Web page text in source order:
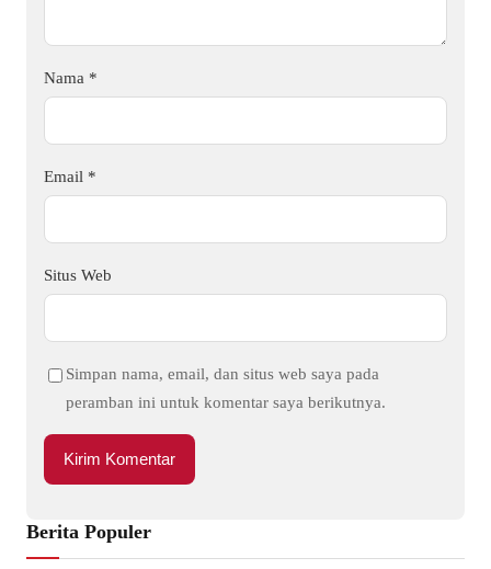
Nama *
Email *
Situs Web
Simpan nama, email, dan situs web saya pada
peramban ini untuk komentar saya berikutnya.
Berita Populer